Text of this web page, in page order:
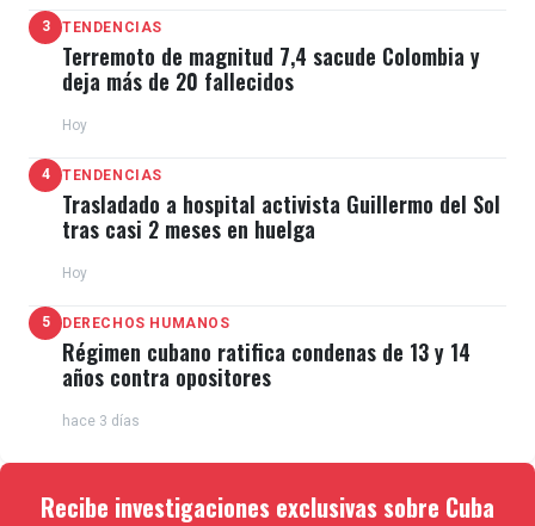
3 TENDENCIAS
Terremoto de magnitud 7,4 sacude Colombia y
deja más de 20 fallecidos
Hoy
4 TENDENCIAS
Trasladado a hospital activista Guillermo del Sol
tras casi 2 meses en huelga
Hoy
5 DERECHOS HUMANOS
Régimen cubano ratifica condenas de 13 y 14
años contra opositores
hace 3 días
Recibe investigaciones exclusivas sobre Cuba